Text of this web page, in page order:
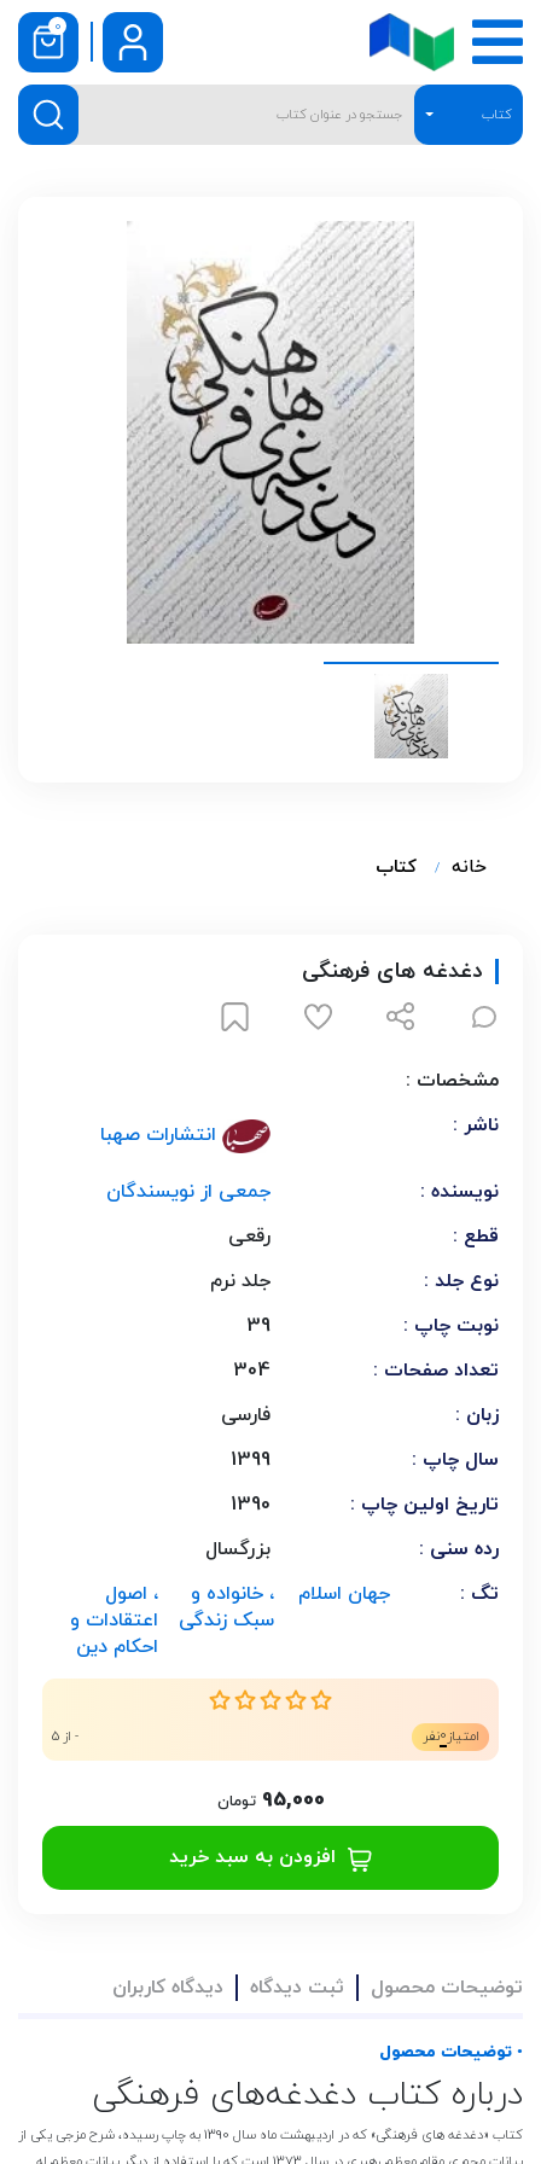
کتاب
0
خانه کتاب
دغدغه های فرهنگی
مشخصات :
ناشر :
انتشارات صهبا
نویسنده :
جمعی از نویسندگان
قطع :
رقعی
نوع جلد :
جلد نرم
نوبت چاپ :
39
تعداد صفحات :
304
زبان :
فارسی
سال چاپ :
1399
تاریخ اولین چاپ :
1390
رده سنی :
بزرگسال
تگ :
جهان اسلام
، خانواده و
سبک زندگی
، اصول
اعتقادات و
احکام دین
امتیاز0نفر - از 5
95,000 تومان
افزودن به سبد خرید
توضیحات محصول ثبت دیدگاه دیدگاه کاربران
• توضیحات محصول
درباره کتاب دغدغه‌های فرهنگی
کتاب «دغدغه های فرهنگی» که در اردیبهشت ماه سال 1390 به چاپ رسیده، شرح مزجی یکی از